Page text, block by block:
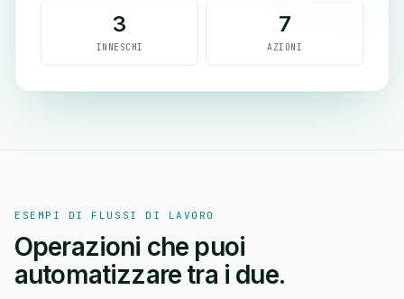
3
INNESCHI
7
AZIONI
ESEMPI DI FLUSSI DI LAVORO
Operazioni che puoi
automatizzare tra i due.